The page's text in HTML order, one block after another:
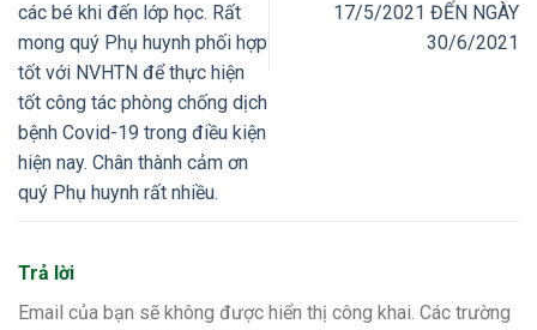
các bé khi đến lớp học. Rất
mong quý Phụ huynh phối hợp
tốt với NVHTN để thực hiện
tốt công tác phòng chống dịch
bệnh Covid-19 trong điều kiện
hiện nay. Chân thành cảm ơn
quý Phụ huynh rất nhiều.
17/5/2021 ĐẾN NGÀY
30/6/2021
Trả lời
Email của bạn sẽ không được hiển thị công khai. Các trường